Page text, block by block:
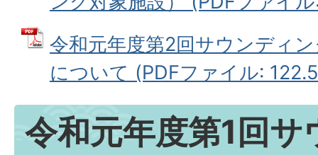
令和元年度第2回サウンディ
について (PDFファイル:
令和元年度第1回